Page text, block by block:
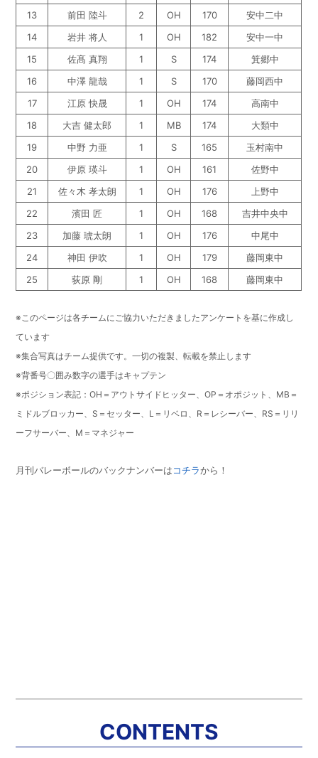
13
前田 陸斗 2 OH 170
安中二中
14
岩井 将人 1 OH 182
安中一中
15
佐髙 真翔 1 S 174
箕郷中
16
中澤 龍哉 1 S 170
藤岡西中
17
江原 快晟 1 OH 174
高南中
18
大吉 健太郎 1 MB 174
大類中
19
中野 力亜 1 S 165
玉村南中
20
伊原 瑛斗 1 OH 161
佐野中
21
佐々木 孝太朗 1 OH 176
上野中
22
濱田 匠 1 OH 168
吉井中央中
23
加藤 琥太朗 1 OH 176
中尾中
24
神田 伊吹 1 OH 179
藤岡東中
25
荻原 剛 1 OH 168 藤岡東中
※このページは各チームにご協力いただきましたアンケートを基に作成し
ています
※集合写真はチーム提供です。一切の複製、転載を禁止します
※背番号〇囲み数字の選手はキャプテン
※ポジション表記：OH＝アウトサイドヒッター、OP＝オポジット、MB＝
ミドルブロッカー、S＝セッター、L＝リベロ、R＝レシーバー、RS＝リリ
ーフサーバー、M＝マネジャー
月刊バレーボールのバックナンバーはコチラから！
CONTENTS